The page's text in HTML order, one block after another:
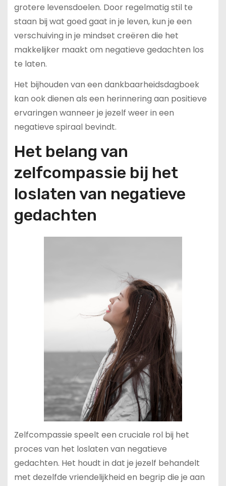
grotere levensdoelen. Door regelmatig stil te
staan bij wat goed gaat in je leven, kun je een
verschuiving in je mindset creëren die het
makkelijker maakt om negatieve gedachten los
te laten.
Het bijhouden van een dankbaarheidsdagboek
kan ook dienen als een herinnering aan positieve
ervaringen wanneer je jezelf weer in een
negatieve spiraal bevindt.
Het belang van
zelfcompassie bij het
loslaten van negatieve
gedachten
Zelfcompassie speelt een cruciale rol bij het
proces van het loslaten van negatieve
gedachten. Het houdt in dat je jezelf behandelt
met dezelfde vriendelijkheid en begrip die je aan